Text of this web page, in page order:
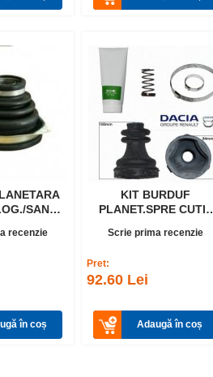
recenzie
în coș
KIT BURDUF
PLANET.SPRE CUTIE
U
Scrie prima recenzie
Pret:
92.60 Lei
Adaugă în coș